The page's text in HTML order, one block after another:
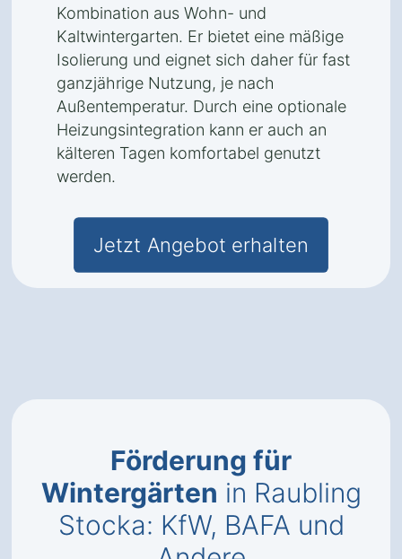
Kombination aus Wohn- und
Kaltwintergarten. Er bietet eine mäßige
Isolierung und eignet sich daher für fast
ganzjährige Nutzung, je nach
Außentemperatur. Durch eine optionale
Heizungsintegration kann er auch an
kälteren Tagen komfortabel genutzt
werden.
Jetzt Angebot erhalten
Förderung für
Wintergärten in Raubling
Stocka: KfW, BAFA und